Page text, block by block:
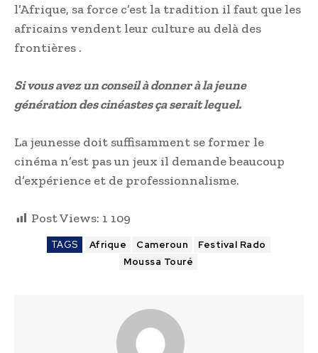
l’Afrique, sa force c’est la tradition il faut que les
africains vendent leur culture au delà des
frontières .
Si vous avez un conseil à donner à la jeune
génération des cinéastes ça serait lequel.
La jeunesse doit suffisamment se former le
cinéma n’est pas un jeux il demande beaucoup
d’expérience et de professionnalisme.
Post Views: 1 109
TAGS Afrique Cameroun
Festival Rado
Moussa Touré